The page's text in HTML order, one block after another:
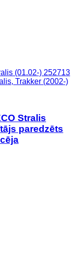
(01.02-) 252713
Trakker (2002-)
Stralis
paredzēts